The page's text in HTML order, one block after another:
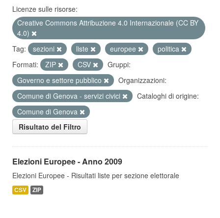
Licenze sulle risorse:
Creative Commons Attribuzione 4.0 Internazionale (CC BY
4.0)
Tag:
sezioni liste europee
politica
Formati:
ZIP CSV
Gruppi:
Governo e settore pubblico
Organizzazioni:
Comune di Genova - servizi civici
Cataloghi di origine:
Comune di Genova
Risultato del Filtro
Elezioni Europee - Anno 2009
Elezioni Europee - Risultati liste per sezione elettorale
CSV ZIP